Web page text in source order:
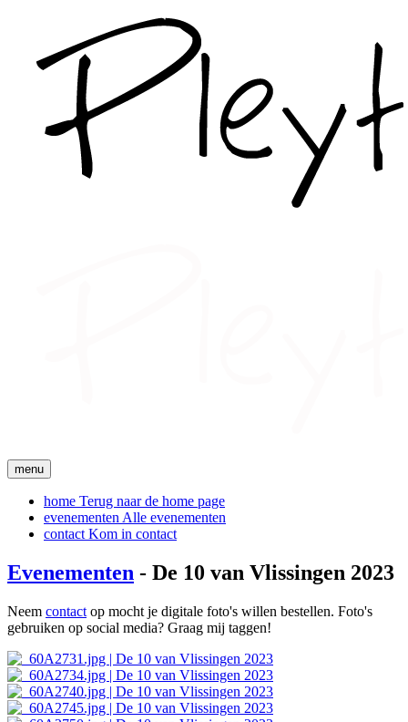
menu
home Terug naar de home page
evenementen Alle evenementen
contact Kom in contact
Evenementen - De 10 van Vlissingen 2023
Neem contact op mocht je digitale foto's willen bestellen. Foto's
gebruiken op social media? Graag mij taggen!